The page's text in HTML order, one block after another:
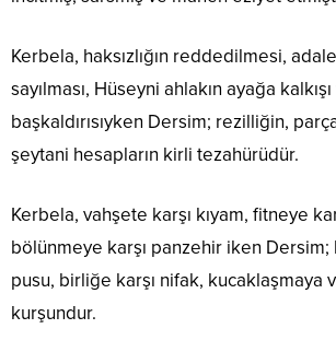
Kerbela, haksızlığın reddedilmesi,
sayılması, Hüseyni ahlakın ayağa
başkaldırısıyken Dersim; rezilliğin,
şeytani hesapların kirli tezahürüdür.
Kerbela, vahşete karşı kıyam, fitneye
bölünmeye karşı panzehir iken Dersim;
pusu, birliğe karşı nifak, kucaklaşmaya
kurşundur.